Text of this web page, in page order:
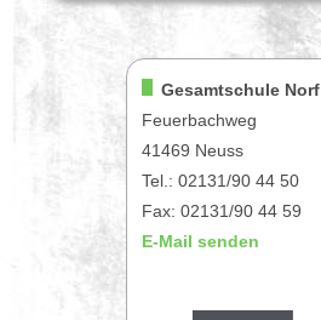
Gesamtschule Norf
Feuerbachweg
41469 Neuss
Tel.: 02131/90 44 50
Fax: 02131/90 44 59
E-Mail senden